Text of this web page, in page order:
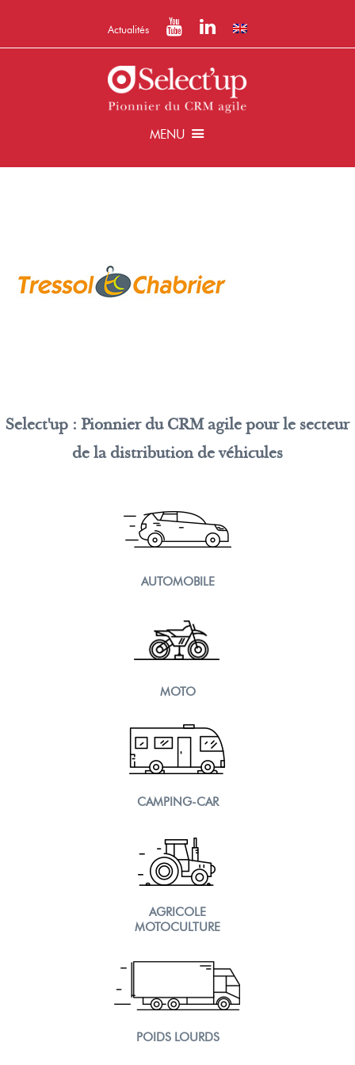
Actualités
MENU
Select'up : Pionnier du CRM agile pour le secteur
de la distribution de véhicules
AUTOMOBILE
MOTO
CAMPING-CAR
AGRICOLE
MOTOCULTURE
POIDS LOURDS